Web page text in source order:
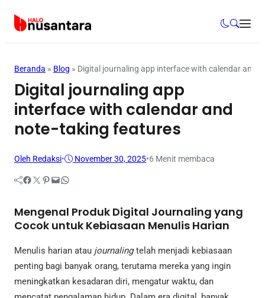
Beranda » Blog » Digital journaling app interface with calendar and
Digital journaling app
interface with calendar and
note-taking features
Oleh Redaksi• November 30, 2025•6 Menit membaca
Facebook Twitter Pinterest Mail WhatsApp
Mengenal Produk Digital Journaling yang
Cocok untuk Kebiasaan Menulis Harian
Menulis harian atau journalingtelah menjadi kebiasaan
penting bagi banyak orang, terutama mereka yang ingin
meningkatkan kesadaran diri, mengatur waktu, dan